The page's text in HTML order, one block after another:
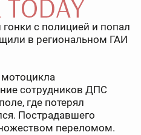
с полицией и попал
в региональном ГАИ
мотоцикла
сотрудников ДПС
где потерял
Пострадавшего
переломом.